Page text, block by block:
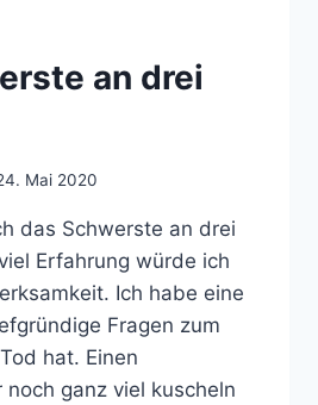
an drei
Mai 2020
das Schwerste an drei
Erfahrung würde ich
Ich habe eine
Fragen zum
hat. Einen
ganz viel kuscheln